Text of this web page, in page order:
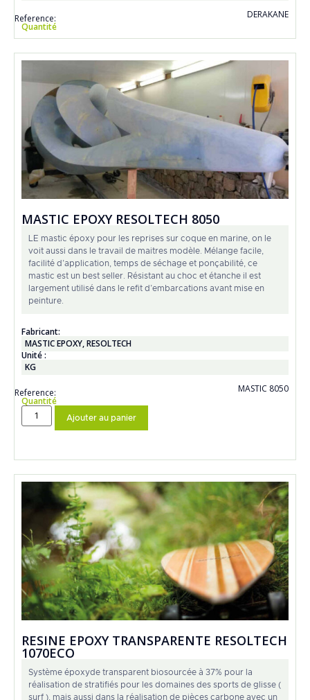
Reference:
DERAKANE
Quantité
MASTIC EPOXY RESOLTECH 8050
LE mastic époxy pour les reprises sur coque en marine, on le
voit aussi dans le travail de maitres modèle. Mélange facile,
facilité d’application, temps de séchage et ponçabilité, ce
mastic est un best seller. Résistant au choc et étanche il est
largement utilisé dans le refit d’embarcations avant mise en
peinture.
Fabricant:
MASTIC EPOXY,RESOLTECH
Unité :
KG
Reference:
MASTIC 8050
Quantité
Ajouter au panier
RESINE EPOXY TRANSPARENTE RESOLTECH
1070ECO
Système époxyde transparent biosourcée à 37% pour la
réalisation de stratifiés pour les domaines des sports de glisse (
surf ), mais aussi dans la réalisation de pièces carbone avec un